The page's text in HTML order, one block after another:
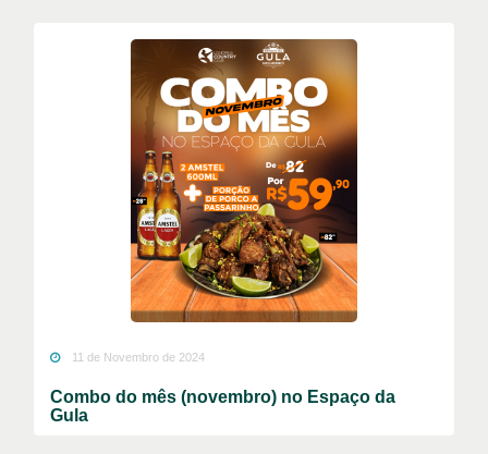
11 de Novembro de 2024
Combo do mês (novembro) no Espaço da
Gula